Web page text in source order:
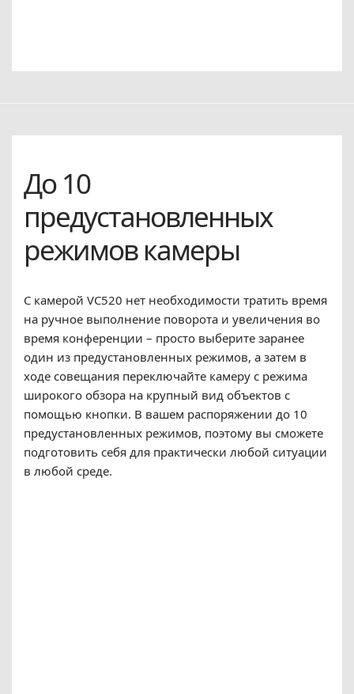
До 10
предустановленных
режимов камеры
С камерой VC520 нет необходимости тратить время
на ручное выполнение поворота и увеличения во
время конференции – просто выберите заранее
один из предустановленных режимов, а затем в
ходе совещания переключайте камеру с режима
широкого обзора на крупный вид объектов с
помощью кнопки. В вашем распоряжении до 10
предустановленных режимов, поэтому вы сможете
подготовить себя для практически любой ситуации
в любой среде.